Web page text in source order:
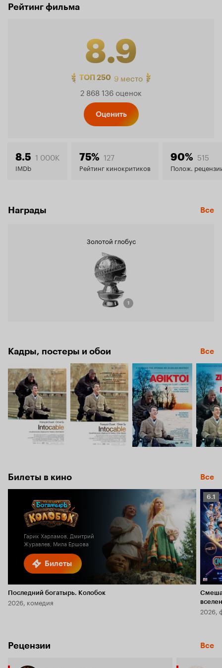
Рейтинг фильма
8.9
Рейтинг
8.9
ТОП 250 9 место
2 868 136 оценок
Оценить
8.5 1 000K
IMDb
75% 127
Рейтинг кинокритиков
90% 515
Полож.
Награды Все
Золотой глобус
1
Кадры, постеры и обои Все
Билеты в кино Все
Билеты
Гарик Харламов, Дмитрий
Журавлев, Мила Ершова
Последний богатырь. Колобок
2026, комедия
6.1
6.1
2026,
Рецензии Все